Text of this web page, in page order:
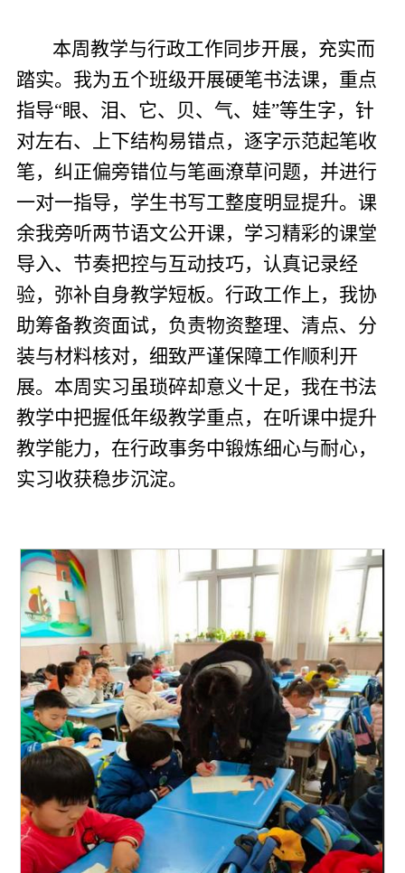
本周教学与行政工作同步开展，充实而
踏实。我为五个班级开展硬笔书法课，重点
指导“眼、泪、它、贝、气、娃”等生字，针
对左右、上下结构易错点，逐字示范起笔收
笔，纠正偏旁错位与笔画潦草问题，并进行
一对一指导，学生书写工整度明显提升。课
余我旁听两节语文公开课，学习精彩的课堂
导入、节奏把控与互动技巧，认真记录经
验，弥补自身教学短板。行政工作上，我协
助筹备教资面试，负责物资整理、清点、分
装与材料核对，细致严谨保障工作顺利开
展。本周实习虽琐碎却意义十足，我在书法
教学中把握低年级教学重点，在听课中提升
教学能力，在行政事务中锻炼细心与耐心，
实习收获稳步沉淀。